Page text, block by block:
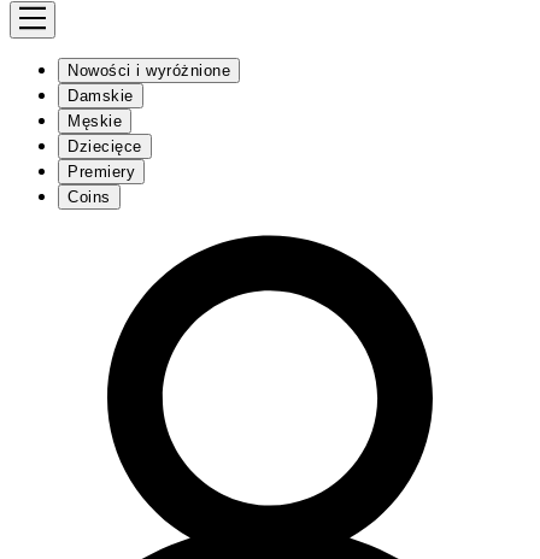
Nowości i wyróżnione
Damskie
Męskie
Dziecięce
Premiery
Coins